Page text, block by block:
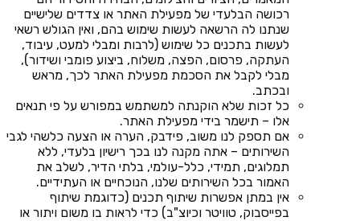
רכושה הבלעדי של מפעילת האתר או צדדים שלישיים
שנתנו לה הרשאה לעשות שימוש בהם, ואין הגולש רשאי
לעשות בתכנים כל שימוש (לרבות ומבלי למעט, עיבוד,
העתקה, פרסום, הפצה, משלוח, ביצוע פומבי ושידור),
מבלי לקבל את הסכמת מפעילת האתר לכך, מראש
ובכתב.
כל זכות שלא הוקנתה למשתמש במפורש על פי תנאים
אלו – תישמר בידי מפעילת האתר.
אם תספק לנו משוב, פידבק, הערה או הצעה כלשהי לגבי
השירותים – אתה מקנה לנו בכך רישיון בלעדי, ללא
תמלוגים, תמידי, כלל-עולמי, בלתי הדיר, לשלב את
האמור בכל השירותים שלנו, הנוכחיים או העתידיים.
אין במתן אפשרות שיתוף תכנים (כדוגמת שיתוף
בפייסבוק, טוויטר וכיוצ"ב) כדי לראות בו משום ויתור או